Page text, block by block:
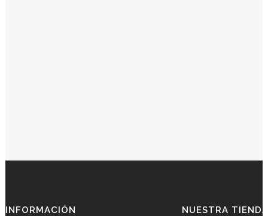
INFORMACIÓN NUESTRA TIENDA